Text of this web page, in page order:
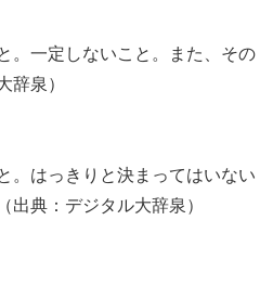
。一定しないこと。また、その
辞泉）
。はっきりと決まってはいない
出典：デジタル大辞泉）